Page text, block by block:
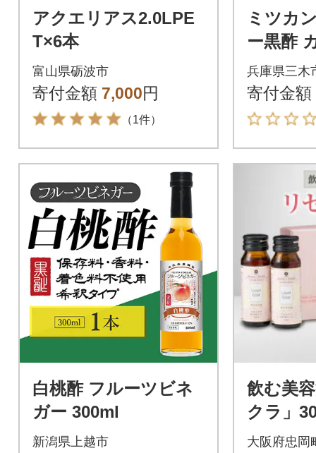
アクエリアス2.0LPE
T×6本
富山県砺波市
寄付金額 7,000円
（1件）
ミツカ
ー黒酢
L 6本
兵庫県三木
寄付金額
白桃酢 フルーツビネ
ガー 300ml
新潟県上越市
飲む美
クラ」
大阪府忠岡